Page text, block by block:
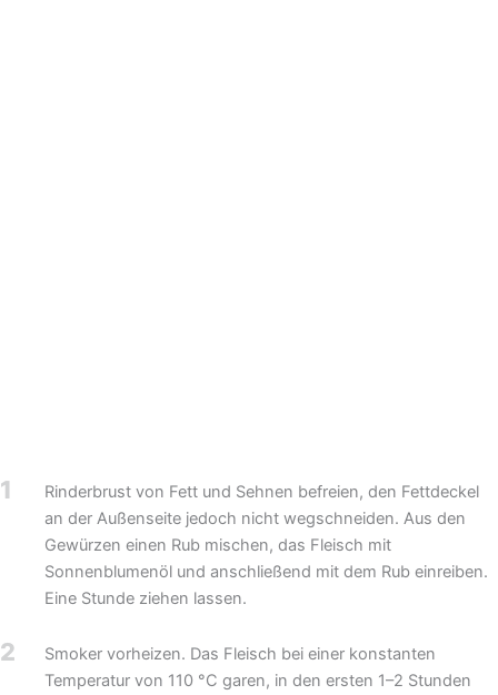
1
Rinderbrust von Fett und Sehnen befreien, den Fettdeckel
an der Außenseite jedoch nicht wegschneiden. Aus den
Gewürzen einen Rub mischen, das Fleisch mit
Sonnenblumenöl und anschließend mit dem Rub einreiben.
Eine Stunde ziehen lassen.
2
Smoker vorheizen. Das Fleisch bei einer konstanten
Temperatur von 110 °C garen, in den ersten 1–2 Stunden